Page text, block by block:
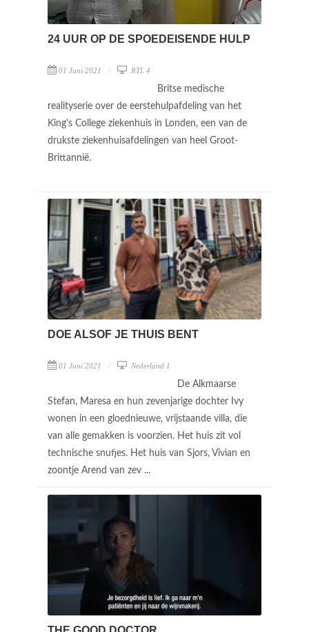
24 UUR OP DE SPOEDEISENDE HULP
01 Juni 2021 RTL 4
Britse medische
realityserie over de eerstehulpafdeling van het
King's College ziekenhuis in Londen, een van de
drukste ziekenhuisafdelingen van heel Groot-
Brittannië.
DOE ALSOF JE THUIS BENT
01 Juni 2021 Nederland 1
De Alkmaarse
Stefan, Maresa en hun zevenjarige dochter Ivy
wonen in een gloednieuwe, vrijstaande villa, die
van alle gemakken is voorzien. Het huis zit vol
technische snufjes. Het huis van Sjors, Vivian en
zoontje Arend van zev ...